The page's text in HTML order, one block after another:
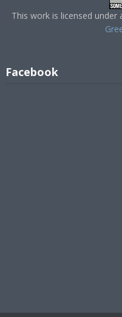
This work is licensed under
Facebook